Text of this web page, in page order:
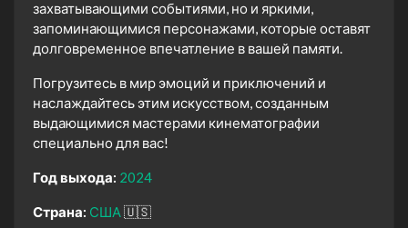
захватывающими событиями, но и яркими,
запоминающимися персонажами, которые оставят
долговременное впечатление в вашей памяти.
Погрузитесь в мир эмоций и приключений и
наслаждайтесь этим искусством, созданным
выдающимися мастерами кинематографии
специально для вас!
Год выхода: 2024
Страна: США 🇺🇸